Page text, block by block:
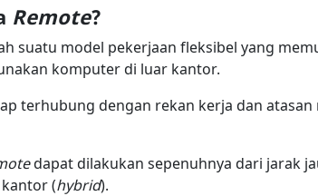
Remote?
suatu model pekerjaan fleksibel yang
komputer di luar kantor.
terhubung dengan rekan kerja dan
dapat dilakukan sepenuhnya dari jarak
(hybrid).